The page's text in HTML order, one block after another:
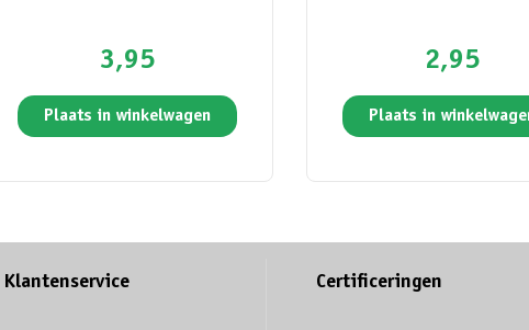
3,95
Plaats in winkelwagen
2,95
Plaats in
Klantenservice Certificeringen